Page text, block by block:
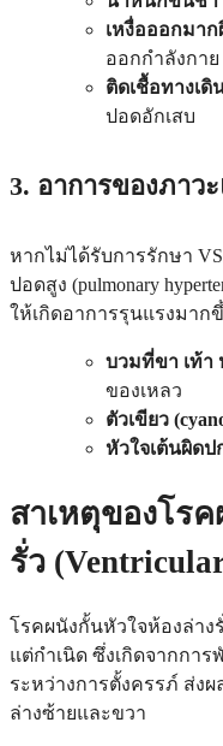
เหงื่อออกมา
ออกกำลังกาย
ติดเชื้อทางเดิ
ปอดอักเสบ
3. อาการของภาว
หากไม่ได้รับการรักษา
ปอดสูง (pulmonary
ให้เกิดอาการรุนแรงมาก
บวมที่ขา เท้า
ของเหลว
ตัวเขียว
หัวใจเต้นผิดป
สาเหตุของโร
รั่ว
โรคผนังกั้นหัวใจห้องล่าง
แต่กำเนิด ซึ่งเกิดจากกา
ระหว่างการตั้งครรภ์ ส่ง
ล่างซ้ายและขวา